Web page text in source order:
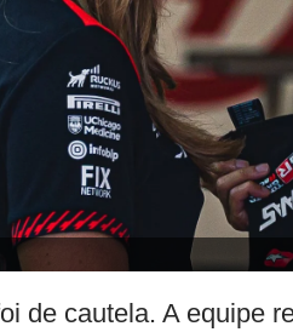
de cautela. A equipe